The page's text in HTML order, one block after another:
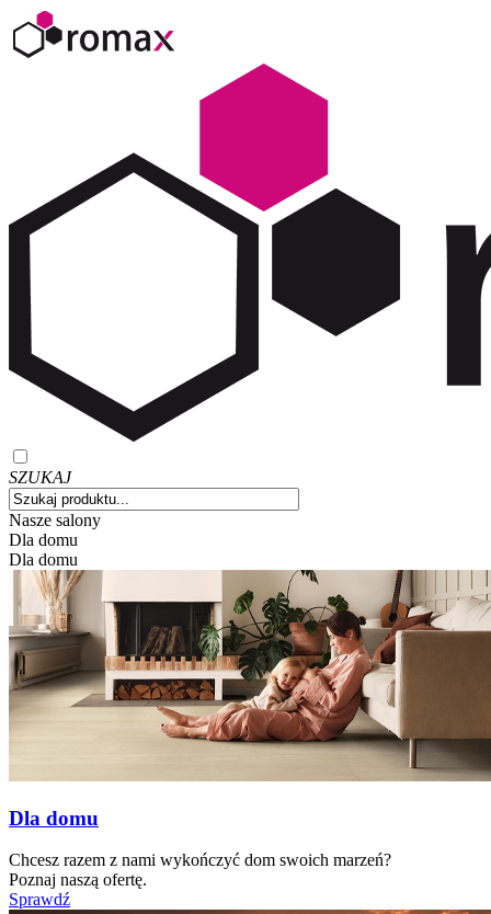
SZUKAJ
Nasze salony
Dla domu
Dla domu
Dla domu
Chcesz razem z nami wykończyć dom swoich marzeń?
Poznaj naszą ofertę.
Sprawdź